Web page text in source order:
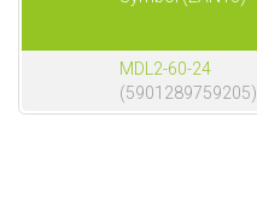
MDL2-60-24
(5901289759205)